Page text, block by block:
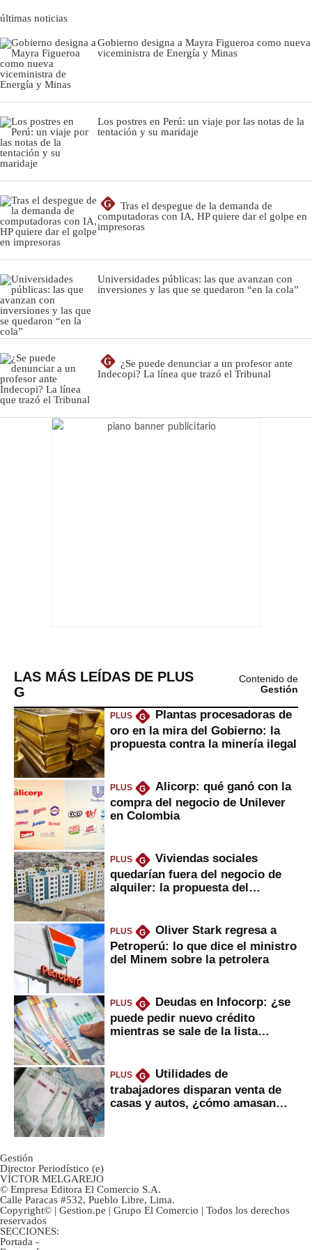
últimas noticias
Gobierno designa a Mayra Figueroa como nueva
viceministra de Energía y Minas
Los postres en Perú: un viaje por las notas de la
tentación y su maridaje
G
Tras el despegue de la demanda de
computadoras con IA, HP quiere dar el golpe en
impresoras
Universidades públicas: las que avanzan con
inversiones y las que se quedaron “en la cola”
G
¿Se puede denunciar a un profesor ante
Indecopi? La línea que trazó el Tribunal
LAS MÁS LEÍDAS DE PLUS
G
Contenido de
Gestión
PLUS G
Plantas procesadoras de
oro en la mira del Gobierno: la
propuesta contra la minería ilegal
PLUS G
Alicorp: qué ganó con la
compra del negocio de Unilever
en Colombia
PLUS G
Viviendas sociales
quedarían fuera del negocio de
alquiler: la propuesta del
PLUS G
Oliver Stark regresa a
Petroperú: lo que dice el ministro
del Minem sobre la petrolera
PLUS G
Deudas en Infocorp: ¿se
puede pedir nuevo crédito
mientras se sale de la lista
PLUS G
Utilidades de
trabajadores disparan venta de
casas y autos, ¿cómo amasan
Gestión
Director Periodístico (e)
VÍCTOR MELGAREJO
© Empresa Editora El Comercio S.A.
Calle Paracas #532, Pueblo Libre, Lima.
Copyright© | Gestion.pe | Grupo El Comercio | Todos los derechos
reservados
SECCIONES:
Portada -